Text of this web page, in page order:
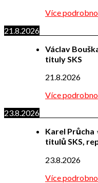
Více
21.8.2026
Václav
tituly SKS
21.8.2026
Více
23.8.2026
Karel Průcha
titulů SKS,
23.8.2026
Více